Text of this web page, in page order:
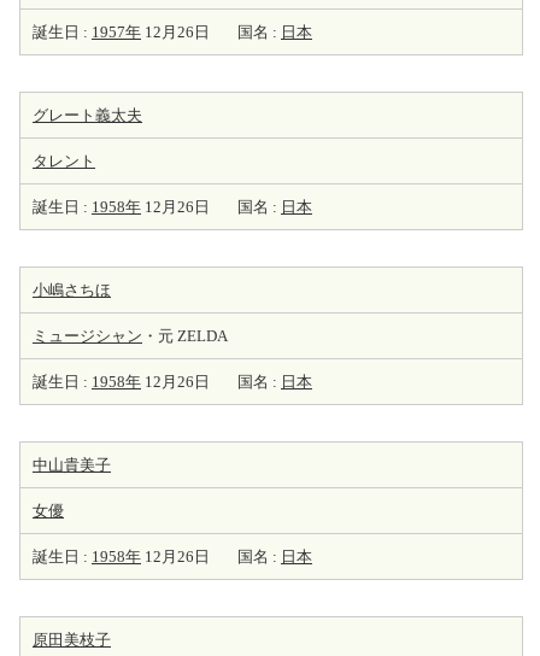
誕生日 : 1957年 12月26日 国名 : 日本
グレート義太夫
タレント
誕生日 : 1958年 12月26日 国名 : 日本
小嶋さちほ
ミュージシャン ・元 ZELDA
誕生日 : 1958年 12月26日 国名 : 日本
中山貴美子
女優
誕生日 : 1958年 12月26日 国名 : 日本
原田美枝子